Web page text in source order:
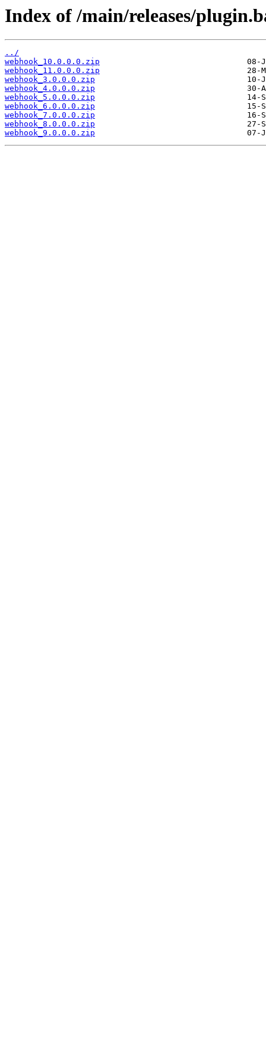
Index of /main/releases/
../
webhook_10.0.0.0.zip
webhook_11.0.0.0.zip
webhook_3.0.0.0.zip
webhook_4.0.0.0.zip
webhook_5.0.0.0.zip
webhook_6.0.0.0.zip
webhook_7.0.0.0.zip
webhook_8.0.0.0.zip
webhook_9.0.0.0.zip